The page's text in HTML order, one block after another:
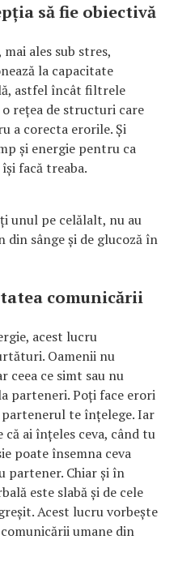
să fie obiectivă
ales sub stres,
la capacitate
astfel încât filtrele
o rețea de structuri care
a corecta erorile. Și
și energie pentru ca
facă treaba.
unul pe celălalt, nu au
sânge și de glucoză în
comunicării
acest lucru
Oamenii nu
ceea ce simt sau nu
parteneri. Poți face erori
te înțelege. Iar
ai înțeles ceva, când tu
poate însemna ceva
partener. Chiar și în
este slabă și de cele
Acest lucru vorbește
umane din